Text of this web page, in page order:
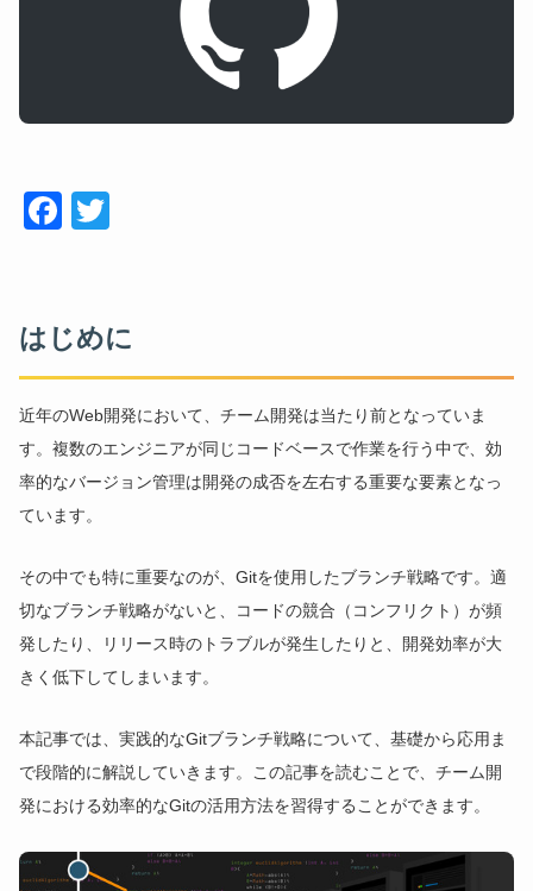
Face
はじめに
近年のWeb開発において、チーム開発は当たり前となっていま
す。複数のエンジニアが同じコードベースで作業を行う中で、効
率的なバージョン管理は開発の成否を左右する重要な要素となっ
ています。
その中でも特に重要なのが、Gitを使用したブランチ戦略です。適
切なブランチ戦略がないと、コードの競合（コンフリクト）が頻
発したり、リリース時のトラブルが発生したりと、開発効率が大
きく低下してしまいます。
本記事では、実践的なGitブランチ戦略について、基礎から応用ま
で段階的に解説していきます。この記事を読むことで、チーム開
発における効率的なGitの活用方法を習得することができます。